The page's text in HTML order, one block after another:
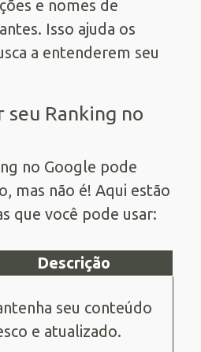
e nomes de
Isso ajuda os
a entenderem seu
seu Ranking no
no Google pode
mas não é! Aqui estão
que você pode usar:
Descrição
seu conteúdo
e atualizado.